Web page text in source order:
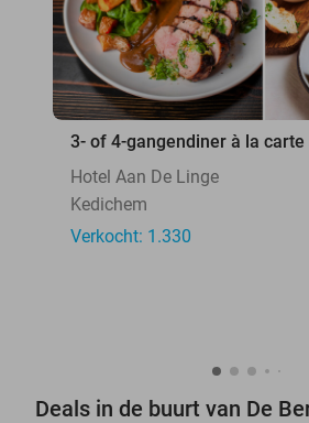
3- of 4-gangendiner à la
Hotel Aan De Linge
Kedichem
Verkocht: 1.330
Deals in de buurt van De